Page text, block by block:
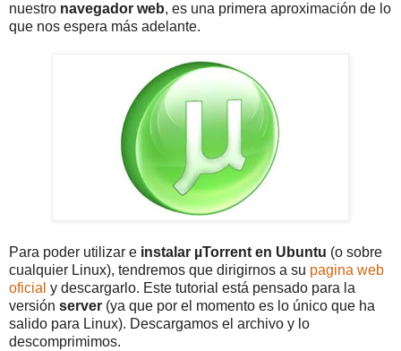
nuestro navegador web, es una primera aproximación de lo
que nos espera más adelante.
Para poder utilizar e instalar µTorrent en Ubuntu (o sobre
cualquier Linux), tendremos que dirigirnos a su pagina web
oficial y descargarlo. Este tutorial está pensado para la
versión server (ya que por el momento es lo único que ha
salido para Linux). Descargamos el archivo y lo
descomprimimos.